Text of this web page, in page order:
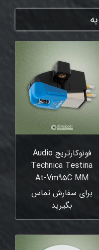
فونوکارتریج Audio
Technica Testina
At-Vm95C MM
برای سفارش تماس
بگیرید